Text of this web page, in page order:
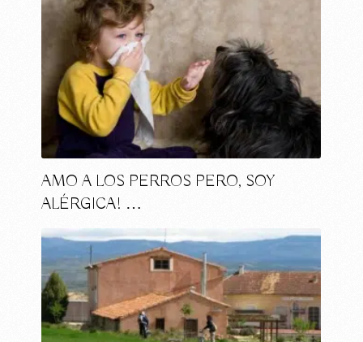
AMO A LOS PERROS PERO, SOY
ALÉRGICA! …